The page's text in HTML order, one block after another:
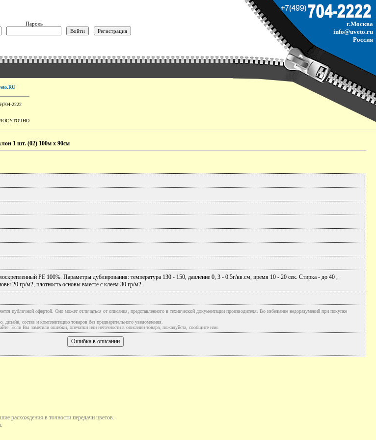
Пароль
г.Москва
info@uveto.ru
Россия
2222
1 шт. (02) 100м х 90см
РЕ 100%. Параметры дублирования: температура 130 - 150, давление 0, 3 - 0.5г/кв.см, время 10 - 20 сек. Стирка - до 40 ,
20 гр/м2, плотность основы вместе с клеем 30 гр/м2.
публичной офертой. Оно может отличаться от описания, представленного в технической документации производителя. Во избежание недоразумений при покупке
состав и комплектацию товаров без предварительного уведомления.
Если Вы заметили ошибки, опечатки или неточности в описании товара, пожалуйста, сообщите нам.
расхождения в точности передачи цветов.